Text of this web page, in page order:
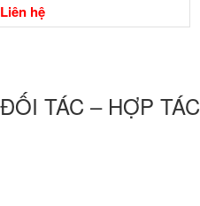
Liên hệ
ĐỐI TÁC – HỢP TÁC